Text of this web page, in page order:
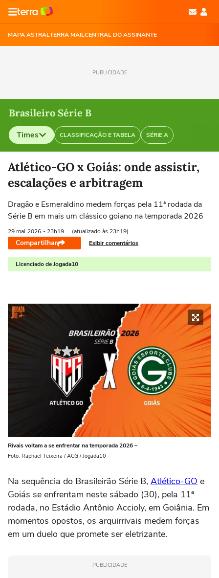
MAPA ASTRALTERRA MAILCENTRAL DO ASSINANTE
PUBLICIDADE
Brasileiro Série B
Times CLASSIFICAÇÃO E TABELA SÉRIE A
Selecione o time para ver as notícias
Atlético-GO x Goiás: onde assistir,
escalações e arbitragem
Dragão e Esmeraldino medem forças pela 11ª rodada da
Série B em mais um clássico goiano na temporada 2026
29 mai 2026 - 23h19 (atualizado às 23h19)
Compartilhar Exibir comentários
Licenciado de Jogada10
Rivais voltam a se enfrentar na temporada 2026 –
Foto: Raphael Teixeira / ACG / Jogada10
Na sequência do Brasileirão Série B, Atlético-GO e
Goiás se enfrentam neste sábado (30), pela 11ª
rodada, no Estádio Antônio Accioly, em Goiânia. Em
momentos opostos, os arquirrivais medem forças
em um duelo que promete ser eletrizante.
PUBLICIDADE